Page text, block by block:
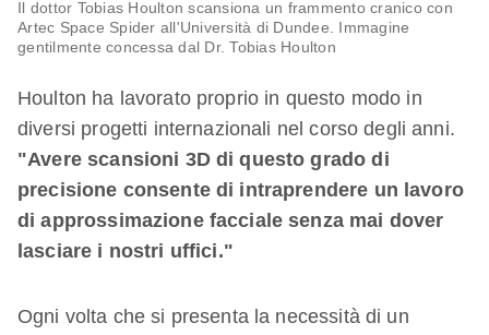
Il dottor Tobias Houlton scansiona un frammento cranico con
Artec Space Spider all'Università di Dundee. Immagine
gentilmente concessa dal Dr. Tobias Houlton
Houlton ha lavorato proprio in questo modo in
diversi progetti internazionali nel corso degli anni.
"Avere scansioni 3D di questo grado di
precisione consente di intraprendere un lavoro
di approssimazione facciale senza mai dover
lasciare i nostri uffici."
Ogni volta che si presenta la necessità di un